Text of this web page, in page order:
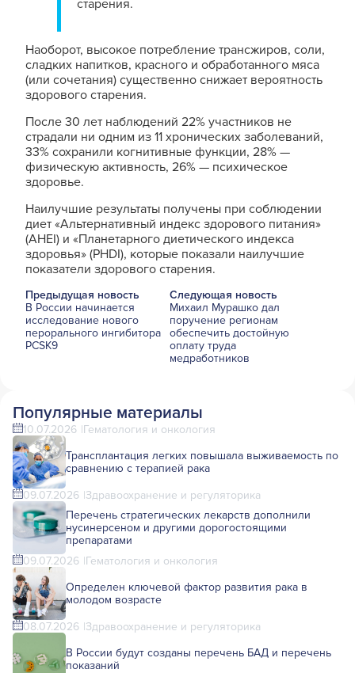
старения.
Наоборот, высокое потребление трансжиров, соли,
сладких напитков, красного и обработанного мяса
(или сочетания) существенно снижает вероятность
здорового старения.
После 30 лет наблюдений 22% участников не
страдали ни одним из 11 хронических заболеваний,
33% сохранили когнитивные функции, 28% —
физическую активность, 26% — психическое
здоровье.
Наилучшие результаты получены при соблюдении
диет «Альтернативный индекс здорового питания»
(AHEI) и «Планетарного диетического индекса
здоровья» (PHDI), которые показали наилучшие
показатели здорового старения.
Предыдущая новость
В России начинается
исследование нового
перорального ингибитора
PCSK9
Следующая новость
Михаил Мурашко дал
поручение регионам
обеспечить достойную
оплату труда
медработников
Популярные материалы
10.07.2026 Гематология и онкология
Трансплантация легких повышала выживаемость по
сравнению с терапией рака
09.07.2026 Здравоохранение и регуляторика
Перечень стратегических лекарств дополнили
нусинерсеном и другими дорогостоящими
препаратами
09.07.2026 Гематология и онкология
Определен ключевой фактор развития рака в
молодом возрасте
08.07.2026 Здравоохранение и регуляторика
В России будут созданы перечень БАД и перечень
показаний